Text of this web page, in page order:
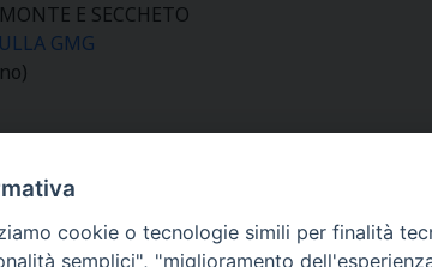
E SECCHETO
GMG
Curia Massa
cookie o tecnologie simili per finalità
semplici", "miglioramento